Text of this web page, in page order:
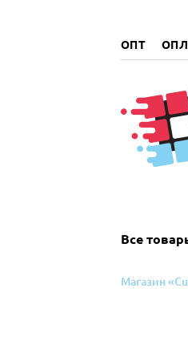
ОПТ
Все
Магазин